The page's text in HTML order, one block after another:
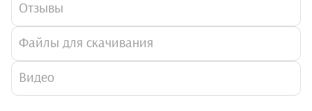
Отзывы
Файлы для скачивания
Видео